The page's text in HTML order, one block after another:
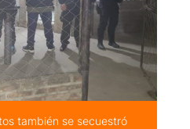
también se secuestró